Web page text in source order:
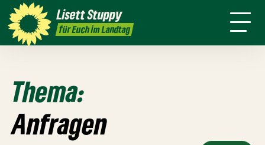
LisettStuppy
für Euch im Landtag
Termine
Über mich Positionen Wahlkreis
Thema:
Anfragen